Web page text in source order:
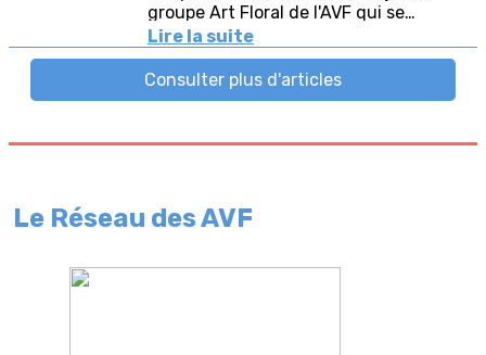
Le Réseau des AVF